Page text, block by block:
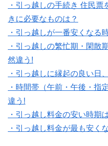
・引っ越しの手続き 住民
きに必要なものは？
・引っ越しが一番安くなる
・引っ越しの繁忙期・閑散
然違う!
・引っ越しに縁起の良い日
・時間帯（午前・午後・指
違う!
・引っ越し料金の安い時期
・引っ越し料金が最も安く